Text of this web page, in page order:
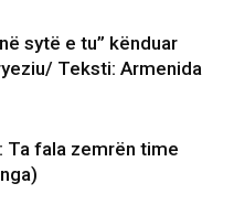
sytë e tu” kënduar
Teksti: Armenida
Ta fala zemrën time